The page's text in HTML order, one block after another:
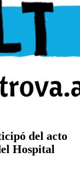
del acto
Hospital